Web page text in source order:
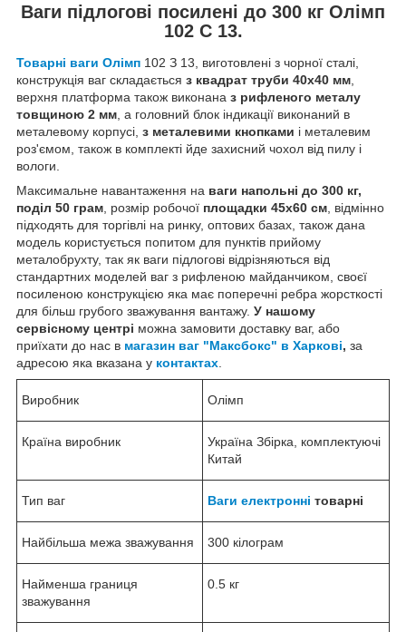
Ваги підлогові посилені до 300 кг Олімп
102 C 13.
Товарні ваги Олімп 102 З 13, виготовлені з чорної сталі,
конструкція ваг складається з квадрат труби 40х40 мм,
верхня платформа також виконана з рифленого металу
товщиною 2 мм, а головний блок індикації виконаний в
металевому корпусі, з металевими кнопками і металевим
роз'ємом, також в комплекті йде захисний чохол від пилу і
вологи.
Максимальне навантаження на ваги напольні до 300 кг,
поділ 50 грам, розмір робочої площадки 45x60 см, відмінно
підходять для торгівлі на ринку, оптових базах, також дана
модель користується попитом для пунктів прийому
металобрухту, так як ваги підлогові відрізняються від
стандартних моделей ваг з рифленою майданчиком, своєї
посиленою конструкцією яка має поперечні ребра жорсткості
для більш грубого зважування вантажу. У нашому
сервісному центрі можна замовити доставку ваг, або
приїхати до нас в магазин ваг "Максбокс" в Харкові, за
адресою яка вказана у контактах.
Виробник Олімп
Країна виробник
Україна Збірка, комплектуючі
Китай
Тип ваг Ваги електронні товарні
Найбільша межа зважування 300 кілограм
Найменша границя
зважування
0.5 кг